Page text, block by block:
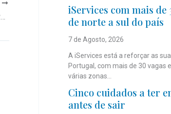
Novo managing director da Sage para Portugal e Espanha
iServices com mais de
de norte a sul do país
7 de Agosto, 2026
A iServices está a reforçar as
Portugal, com mais de 30 vagas
várias zonas...
Cinco cuidados a ter
antes de sair